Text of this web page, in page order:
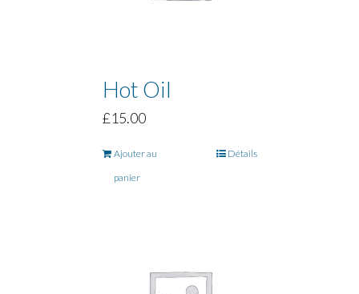
Hot Oil
£15.00
Ajouter au
panier
Détails